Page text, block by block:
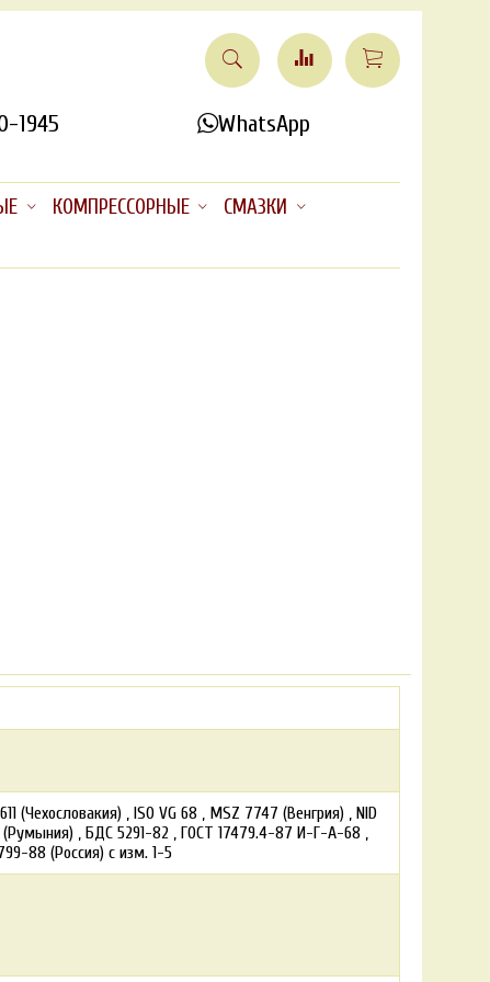
1945 WhatsApp
КОМПРЕССОРНЫЕ
СМАЗКИ
(Чехословакия) ISO VG 68 MSZ 7747 (Венгрия)
NID
БДС 5291-82
ГОСТ 17479.4-87 И-Г-А-68
88 (Россия) с изм. 1-5